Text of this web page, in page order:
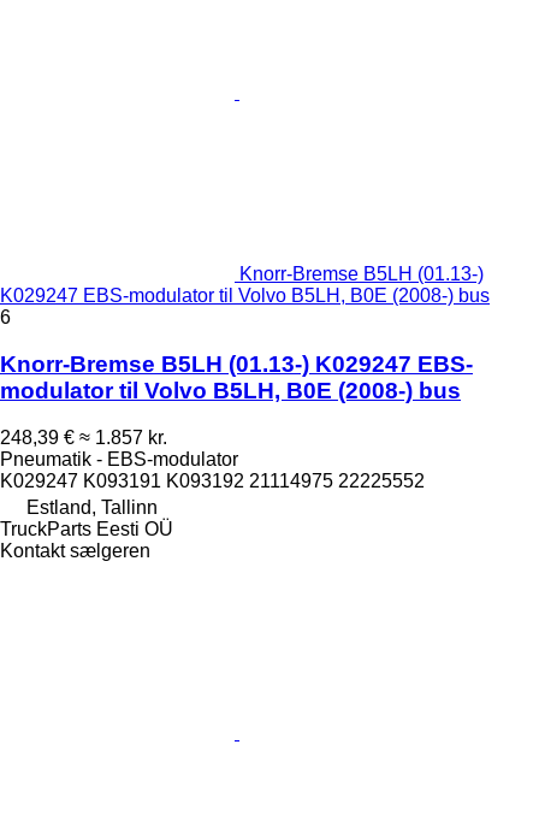
Knorr-Bremse B5LH (01.13-)
K029247 EBS-modulator til Volvo B5LH, B0E (2008-) bus
6
Knorr-Bremse B5LH (01.13-) K029247 EBS-
modulator til Volvo B5LH, B0E (2008-) bus
248,39 € ≈ 1.857 kr.
Pneumatik - EBS-modulator
K029247 K093191 K093192 21114975 22225552
Estland, Tallinn
TruckParts Eesti OÜ
Kontakt sælgeren